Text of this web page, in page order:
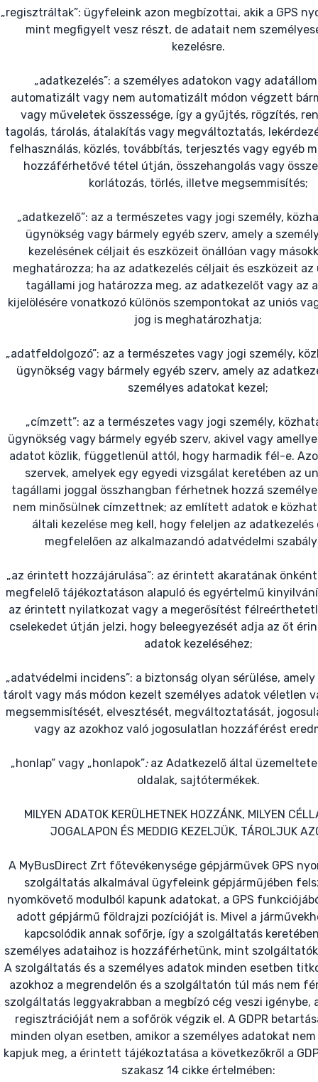
„regisztráltak”: ügyfeleink azon megbízottai, akik a GPS
mint megfigyelt vesz részt, de adatait nem
kezelésre.
„adatkezelés”: a személyes adatokon vagy
automatizált vagy nem automatizált módon végzett
vagy műveletek összessége, így a gyűjtés, rögzítés,
tagolás, tárolás, átalakítás vagy megváltoztatás,
felhasználás, közlés, továbbítás, terjesztés vagy egyéb
hozzáférhetővé tétel útján, összehangolás vagy
korlátozás, törlés, illetve megsemmisítés;
„adatkezelő”: az a természetes vagy jogi személy,
ügynökség vagy bármely egyéb szerv, amely a
kezelésének céljait és eszközeit önállóan vagy
meghatározza; ha az adatkezelés céljait és eszközeit az
tagállami jog határozza meg, az adatkezelőt vagy az
kijelölésére vonatkozó különös szempontokat az uniós
jog is meghatározhatja;
„adatfeldolgozó”: az a természetes vagy jogi személy,
ügynökség vagy bármely egyéb szerv, amely az
személyes adatokat kezel;
„címzett”: az a természetes vagy jogi személy,
ügynökség vagy bármely egyéb szerv, akivel vagy
adatot közlik, függetlenül attól, hogy harmadik fél-e.
szervek, amelyek egy egyedi vizsgálat keretében az
tagállami joggal összhangban férhetnek hozzá
nem minősülnek címzettnek; az említett adatok e
általi kezelése meg kell, hogy feleljen az adatkezelés
megfelelően az alkalmazandó adatvédelmi
„az érintett hozzájárulása”: az érintett akaratának
megfelelő tájékoztatáson alapuló és egyértelmű
az érintett nyilatkozat vagy a megerősítést
cselekedet útján jelzi, hogy beleegyezését adja az őt
adatok kezeléséhez;
„adatvédelmi incidens”: a biztonság olyan sérülése,
tárolt vagy más módon kezelt személyes adatok véletlen
megsemmisítését, elvesztését, megváltoztatását,
vagy az azokhoz való jogosulatlan hozzáférést
„honlap” vagy „honlapok”: az Adatkezelő által
oldalak, sajtótermékek.
MILYEN ADATOK KERÜLHETNEK HOZZÁNK, MILYEN
JOGALAPON ÉS MEDDIG KEZELJÜK, TÁROLJUK
A MyBusDirect Zrt főtevékenysége gépjárművek GPS
szolgáltatás alkalmával ügyfeleink gépjárműjében
nyomkövető modulból kapunk adatokat, a GPS
adott gépjármű földrajzi pozícióját is. Mivel a
kapcsolódik annak sofőrje, így a szolgáltatás
személyes adataihoz is hozzáférhetünk, mint
A szolgáltatás és a személyes adatok minden esetben
azokhoz a megrendelőn és a szolgáltatón túl más nem
szolgáltatás leggyakrabban a megbízó cég veszi igénybe,
regisztrációját nem a sofőrök végzik el. A GDPR
minden olyan esetben, amikor a személyes adatokat
kapjuk meg, a érintett tájékoztatása a következőkről a
szakasz 14 cikke értelmében: